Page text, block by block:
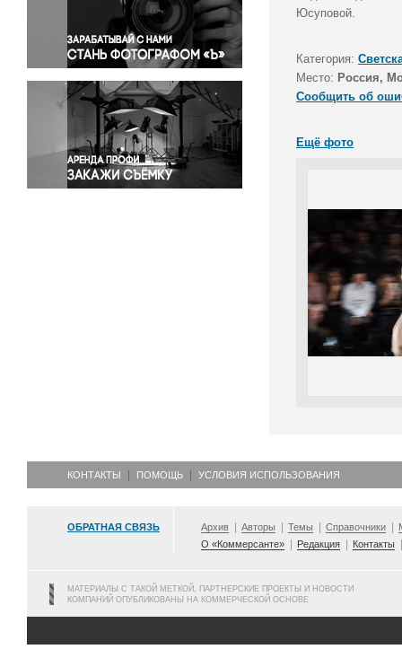
Правосудие
Происшествия и конфликты
Религия
Светская жизнь
Спорт
Экология
Экономика и бизнес
Юсуповой.
Категория:
Место: Россия,
Сообщить об
Ещё фото
КОНТАКТЫ ПОМОЩЬ УСЛОВИЯ ИСПОЛЬЗОВАНИЯ
ОБРАТНАЯ СВЯЗЬ Архив Авторы Темы Справочники
О «Коммерсанте»
Редакция Контакты
МАТЕРИАЛЫ С ТАКОЙ МЕТКОЙ, ПАРТНЕРСКИЕ ПРОЕКТЫ И НОВОСТИ
КОМПАНИЙ ОПУБЛИКОВАНЫ НА КОММЕРЧЕСКОЙ ОСНОВЕ